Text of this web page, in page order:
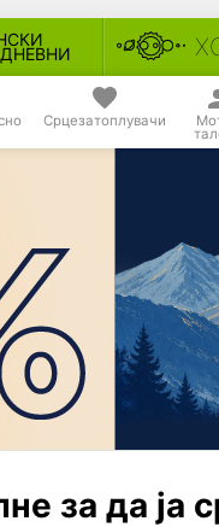
Срцезатоплувачи
за да ја